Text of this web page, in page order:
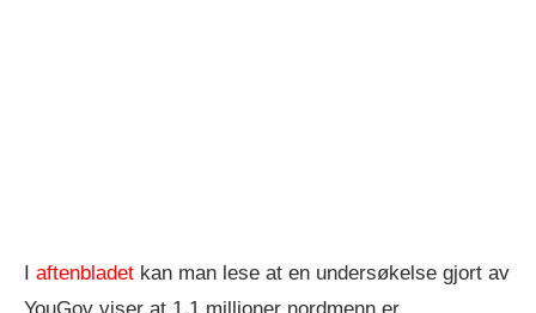
I aftenbladet kan man lese at en undersøkelse gjort av